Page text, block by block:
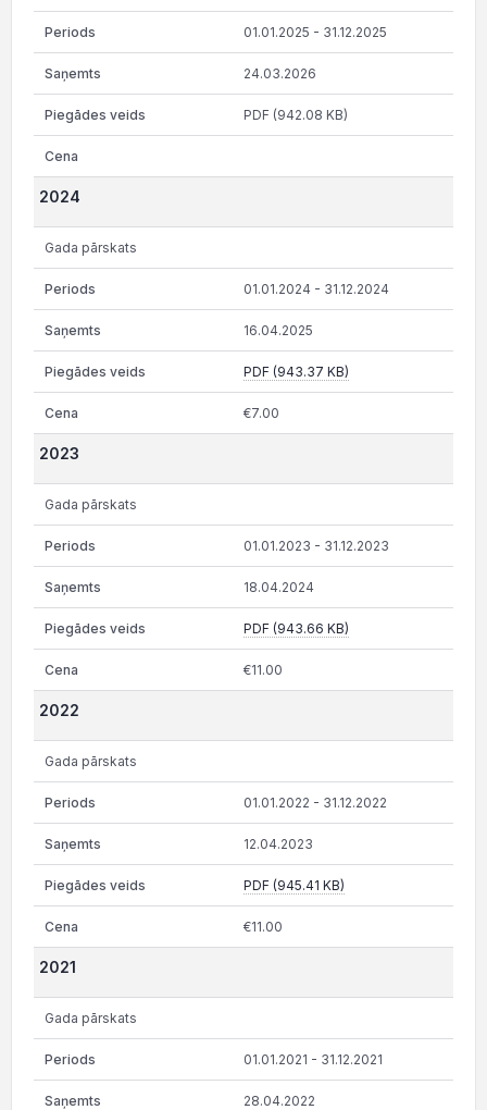
01.01.2025 - 31.12.2025
24.03.2026
PDF (942.08 KB)
2024
Gada pārskats
01.01.2024 - 31.12.2024
16.04.2025
PDF (943.37 KB)
€7.00
2023
Gada pārskats
01.01.2023 - 31.12.2023
18.04.2024
PDF (943.66 KB)
€11.00
2022
Gada pārskats
01.01.2022 - 31.12.2022
12.04.2023
PDF (945.41 KB)
€11.00
2021
Gada pārskats
01.01.2021 - 31.12.2021
28.04.2022